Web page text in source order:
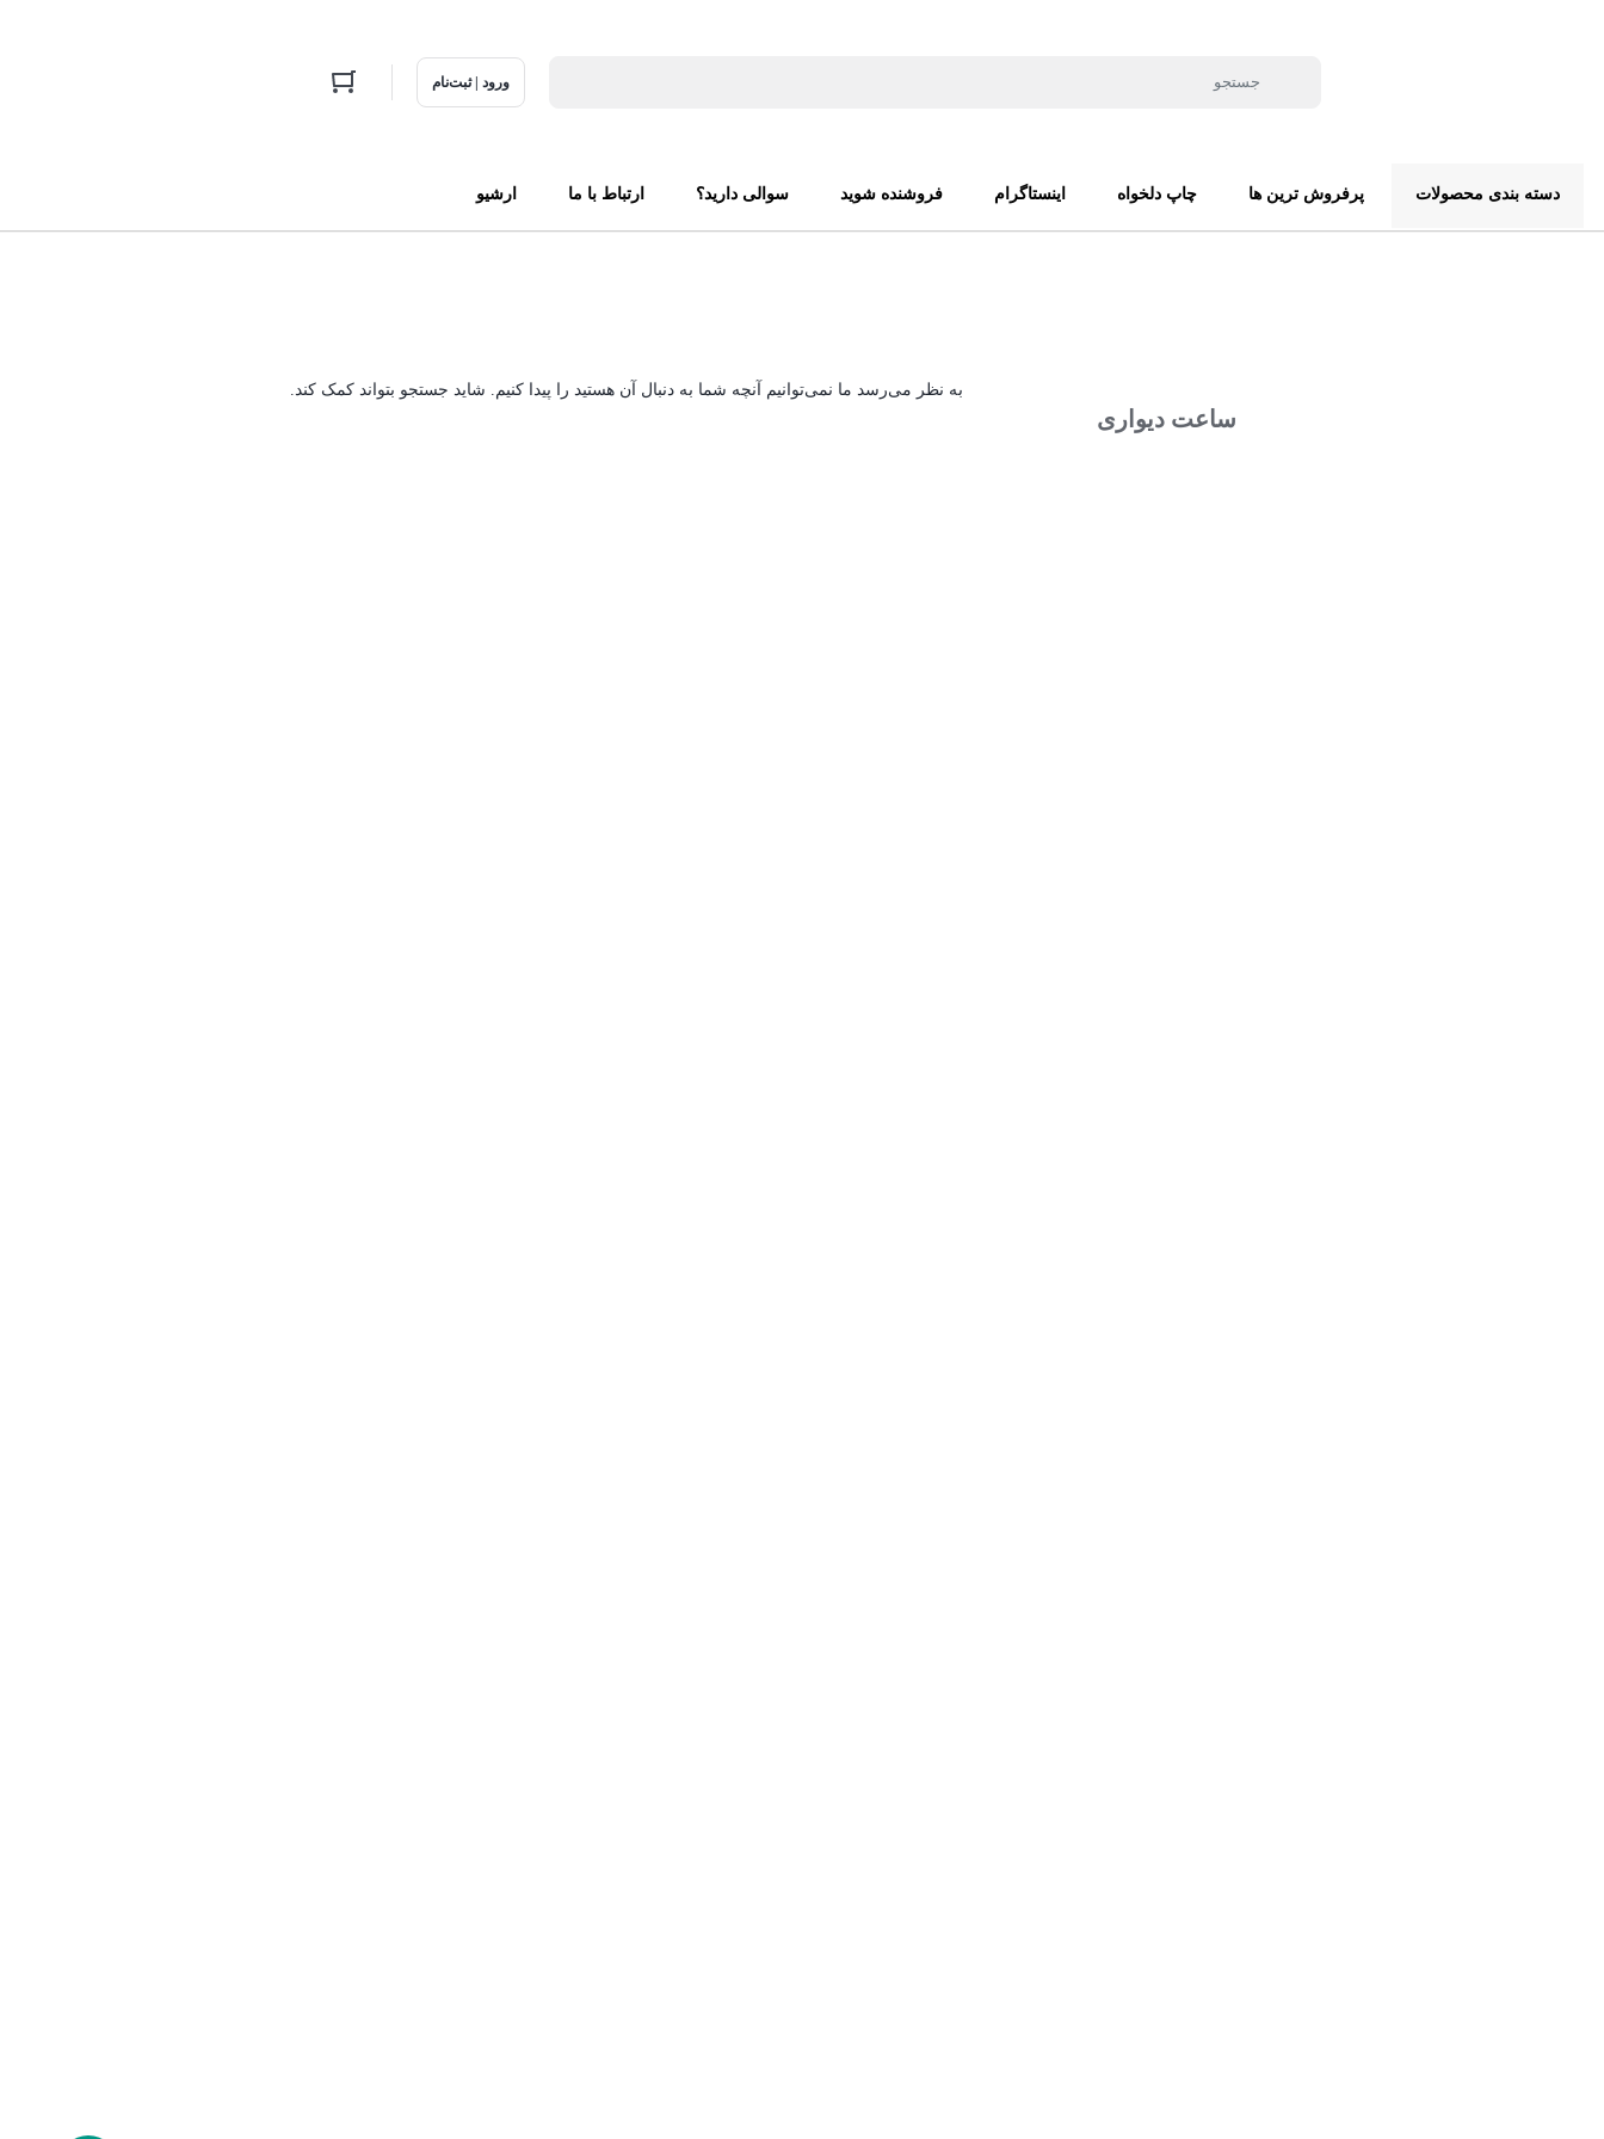
ورود | ثبت‌نام
دسته بندی محصولات پرفروش ترین ها چاپ دلخواه اینستاگرام فروشنده شوید سوالی دارید؟ ارتباط با ما ارشیو
به نظر می‌رسد ما نمی‌توانیم آنچه شما به دنبال آن هستید را پیدا کنیم. شاید جستجو بتواند کمک کند.
ساعت دیواری